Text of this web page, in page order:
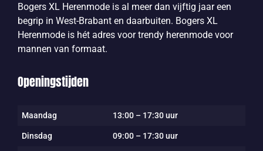
Bogers XL Herenmode is al meer dan vijftig jaar een
begrip in West-Brabant en daarbuiten. Bogers XL
Herenmode is hét adres voor trendy herenmode voor
mannen van formaat.
Openingstijden
Maandag 13:00 – 17:30 uur
Dinsdag 09:00 – 17:30 uur